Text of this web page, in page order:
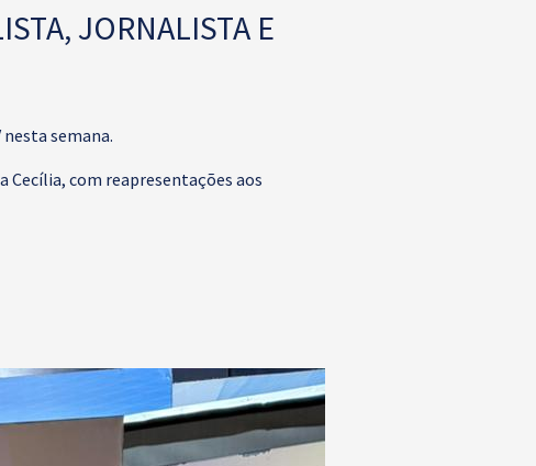
JORNALISTA E
semana.
Cecília, com reapresentações aos